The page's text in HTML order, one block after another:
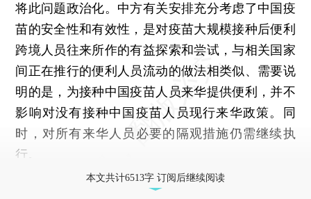
将此问题政治化。中方有关安排充分考虑了中国疫
苗的安全性和有效性，是对疫苗大规模接种后便利
跨境人员往来所作的有益探索和尝试，与相关国家
间正在推行的便利人员流动的做法相类似、需要说
明的是，为接种中国疫苗人员来华提供便利，并不
影响对没有接种中国疫苗人员现行来华政策。同
时，对所有来华人员必要的隔观措施仍需继续执
行。
本文共计6513字 订阅后继续阅读